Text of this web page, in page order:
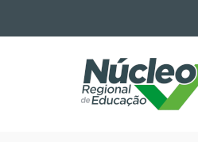
Ir para a navegação
Ir para a busca
NÚCLEO
REGIONAL
DE